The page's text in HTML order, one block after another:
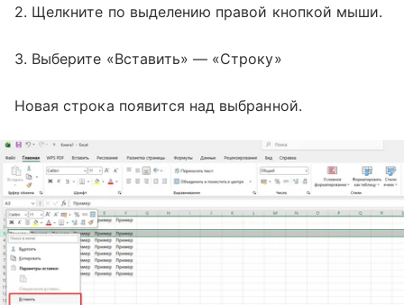
2. Щелкните по выделению правой кнопкой мыши.
3. Выберите «Вставить» — «Строку»
Новая строка появится над выбранной.